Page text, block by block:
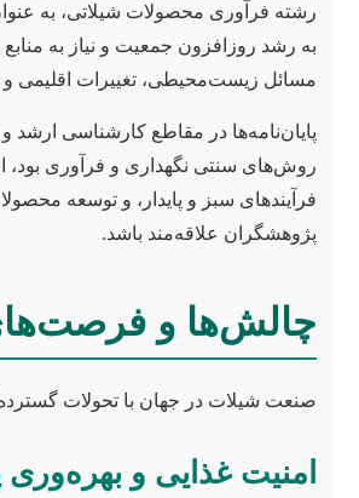
رشته فرآوری محصولات شیلاتی، به
به رشد روزافزون جمعیت و نیاز به
مسائل زیست‌محیطی، تغییرات اقلیمی و
پایان‌نامه‌ها در مقاطع کارشناسی
روش‌های سنتی نگهداری و فرآوری بود،
فرآیندهای سبز و پایدار، و توسعه
پژوهشگران علاقه‌مند باشد.
چالش‌ها و
صنعت شیلات در جهان با تحولات
امنیت غذایی و بهره‌وری